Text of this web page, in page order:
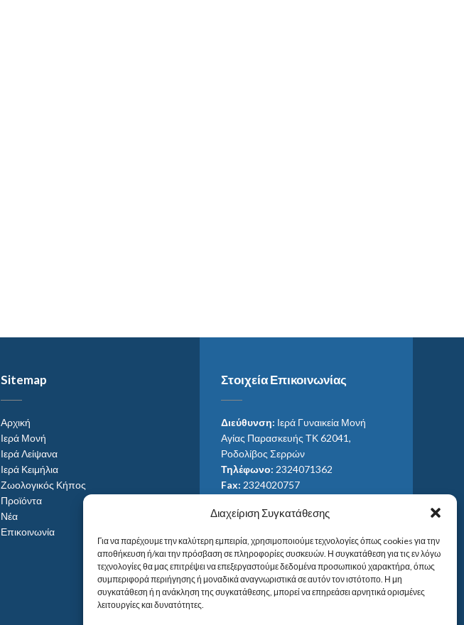
Διαχείριση Συγκατάθεσης
Για να παρέχουμε την καλύτερη εμπειρία, χρησιμοποιούμε τεχνολογίες όπως cookies για την
αποθήκευση ή/και την πρόσβαση σε πληροφορίες συσκευών. Η συγκατάθεση για τις εν λόγω
τεχνολογίες θα μας επιτρέψει να επεξεργαστούμε δεδομένα προσωπικού χαρακτήρα, όπως
συμπεριφορά περιήγησης ή μοναδικά αναγνωριστικά σε αυτόν τον ιστότοπο. Η μη
συγκατάθεση ή η ανάκληση της συγκατάθεσης, μπορεί να επηρεάσει αρνητικά ορισμένες
λειτουργίες και δυνατότητες.
Sitemap
Αρχική
Ιερά Μονή
Ιερά Λείψανα
Ιερά Κειμήλια
Ζωολογικός Κήπος
Προϊόντα
Νέα
Επικοινωνία
Στοιχεία Επικοινωνίας
Διεύθυνση: Ιερά Γυναικεία Μονή
Αγίας Παρασκευής ΤΚ 62041,
Ροδολίβος Σερρών
Τηλέφωνο: 2324071362
Fax: 2324020757
Email:info@im-agparaskevis.gr
Από ανατολή έως και δύση του ηλίου.